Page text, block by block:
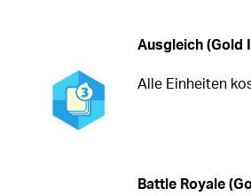
Ausgleich (Gold
Alle Einheiten
Battle Royale